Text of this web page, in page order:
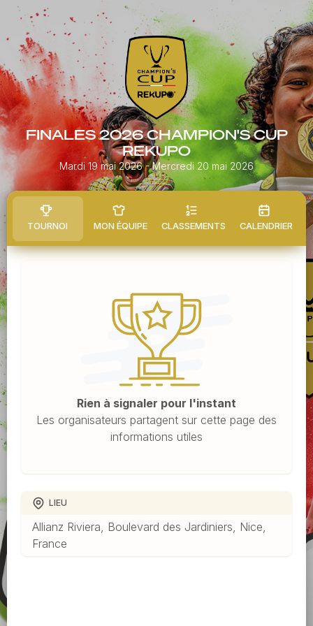
FINALES 2026 CHAMPION'S CUP
REKUPO
Mardi 19 mai 2026- Mercredi 20 mai 2026
TOURNOI MON ÉQUIPE CLASSEMENTS CALENDRIER
Rien à signaler pour l'instant
Les organisateurs partagent sur cette page des
informations utiles
LIEU
Allianz Riviera, Boulevard des Jardiniers, Nice,
France